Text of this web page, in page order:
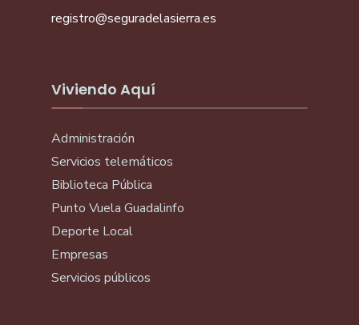
registro@seguradelasierra.es
Viviendo Aquí
Administración
Servicios telemáticos
Biblioteca Pública
Punto Vuela Guadalinfo
Deporte Local
Empresas
Servicios públicos